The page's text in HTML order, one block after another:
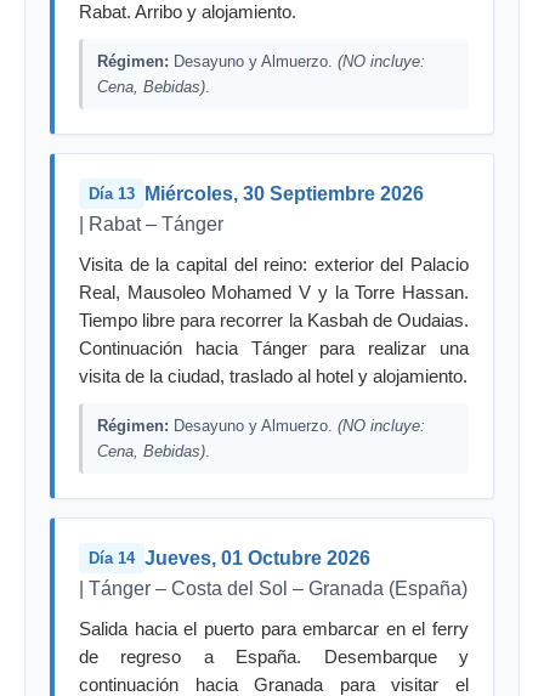
Rabat. Arribo y alojamiento.
Régimen: Desayuno y Almuerzo. (NO incluye:
Cena, Bebidas)
Día 13 Miércoles, 30 Septiembre 2026
| Rabat – Tánger
Visita de la capital del reino: exterior del Palacio
Real, Mausoleo Mohamed V y la Torre Hassan.
Tiempo libre para recorrer la Kasbah de Oudaias.
Continuación hacia Tánger para realizar una
visita de la ciudad, traslado al hotel y alojamiento.
Régimen: Desayuno y Almuerzo. (NO incluye:
Cena, Bebidas)
Día 14 Jueves, 01 Octubre 2026
| Tánger – Costa del Sol – Granada (España)
Salida hacia el puerto para embarcar en el ferry
de regreso a España. Desembarque y
continuación hacia Granada para visitar el